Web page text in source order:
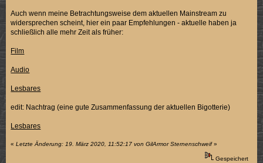
Auch wenn meine Betrachtungsweise dem aktuellen Mainstream zu
widersprechen scheint, hier ein paar Empfehlungen - aktuelle haben ja
schließlich alle mehr Zeit als früher:
Film
Audio
Lesbares
edit: Nachtrag (eine gute Zusammenfassung der aktuellen Bigotterie)
Lesbares
«Letzte Änderung: 19. März 2020, 11:52:17 von GilArmor Sternenschweif»
Gespeichert